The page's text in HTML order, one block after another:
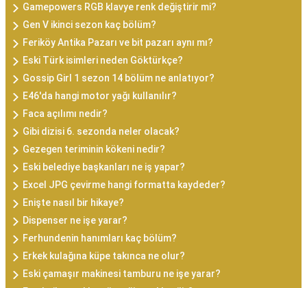
Gamepowers RGB klavye renk değiştirir mi?
Gen V ikinci sezon kaç bölüm?
Feriköy Antika Pazarı ve bit pazarı aynı mı?
Eski Türk isimleri neden Göktürkçe?
Gossip Girl 1 sezon 14 bölüm ne anlatıyor?
E46'da hangi motor yağı kullanılır?
Faca açılımı nedir?
Gibi dizisi 6. sezonda neler olacak?
Gezegen teriminin kökeni nedir?
Eski belediye başkanları ne iş yapar?
Excel JPG çevirme hangi formatta kaydeder?
Enişte nasıl bir hikaye?
Dispenser ne işe yarar?
Ferhundenin hanımları kaç bölüm?
Erkek kulağına küpe takınca ne olur?
Eski çamaşır makinesi tamburu ne işe yarar?